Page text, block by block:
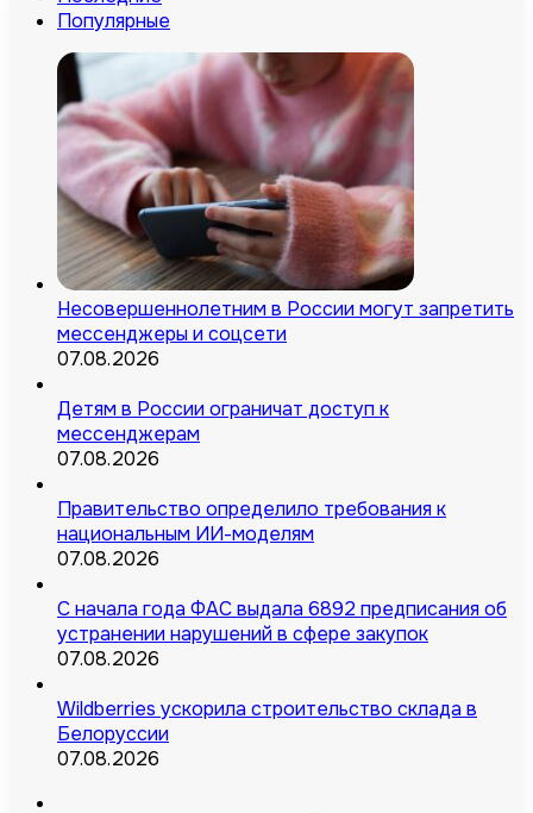
Популярные
Несовершеннолетним в России могут запретить
мессенджеры и соцсети
07.08.2026
Детям в России ограничат доступ к
мессенджерам
07.08.2026
Правительство определило требования к
национальным ИИ-моделям
07.08.2026
С начала года ФАС выдала 6892 предписания об
устранении нарушений в сфере закупок
07.08.2026
Wildberries ускорила строительство склада в
Белоруссии
07.08.2026